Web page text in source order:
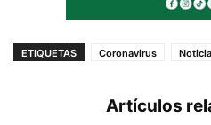
ETIQUETAS Coronavirus
Artículos